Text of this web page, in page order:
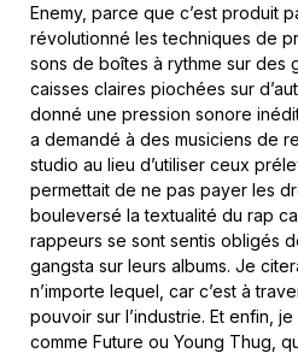
Enemy, parce que c’est produit
révolutionné les techniques de
sons de boîtes à rythme sur des
caisses claires piochées sur
donné une pression sonore
a demandé à des musiciens de
studio au lieu d’utiliser ceux
permettait de ne pas payer les
bouleversé la textualité du rap
rappeurs se sont sentis obligés
gangsta sur leurs albums. Je
n’importe lequel, car c’est à
pouvoir sur l’industrie. Et enfin,
comme Future ou Young Thug,